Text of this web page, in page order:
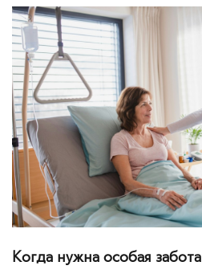
Добавить пансионат
Отзывы
Вопросы — ответы
Новости
Контакты
Когда нужна особая забота